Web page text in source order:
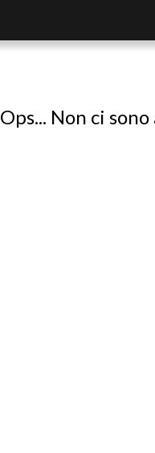
Ops... Non ci